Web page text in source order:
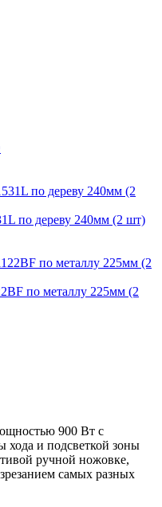
по дереву 240мм (2 шт)
по металлу 225мм (2
900 Вт с
хода и подсветкой зоны
ручной ножовке,
самых разных